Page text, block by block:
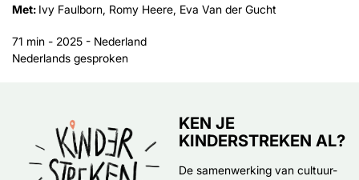
Met: Ivy Faulborn, Romy Heere, Eva Van der Gucht
71 min - 2025 - Nederland
Nederlands gesproken
KEN JE
KINDERSTREKEN AL?
De samenwerking van cultuur-